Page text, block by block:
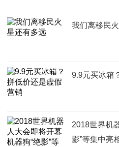
我们离移民
9.9元买冰箱
2018世界机
影”等集中亮